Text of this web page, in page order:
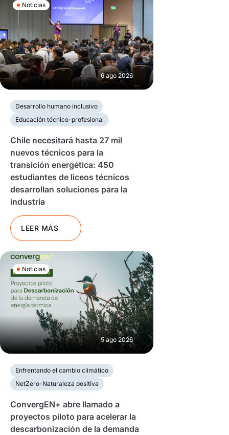
Noticias
6 ago 2026
Desarrollo humano inclusivo
Educación técnico-profesional
Chile necesitará hasta 27 mil
nuevos técnicos para la
transición energética: 450
estudiantes de liceos técnicos
desarrollan soluciones para la
industria
LEER MÁS
Noticias
5 ago 2026
Enfrentando el cambio climático
NetZero-Naturaleza positiva
ConvergEN+ abre llamado a
proyectos piloto para acelerar la
descarbonización de la demanda